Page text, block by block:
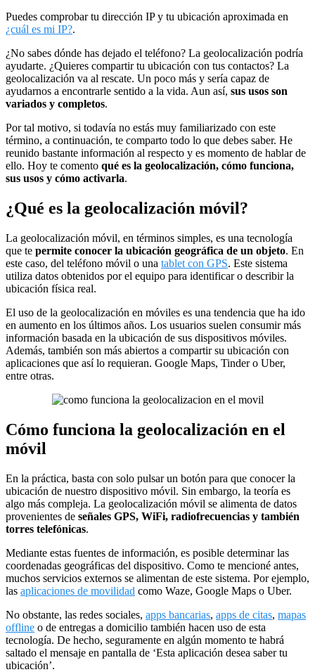
Puedes comprobar tu dirección IP y tu ubicación aproximada en
¿cuál es mi IP?.
¿No sabes dónde has dejado el teléfono? La geolocalización podría
ayudarte. ¿Quieres compartir tu ubicación con tus contactos? La
geolocalización va al rescate. Un poco más y sería capaz de
ayudarnos a encontrarle sentido a la vida. Aun así, sus usos son
variados y completos.
Por tal motivo, si todavía no estás muy familiarizado con este
término, a continuación, te comparto todo lo que debes saber. He
reunido bastante información al respecto y es momento de hablar de
ello. Hoy te comento qué es la geolocalización, cómo funciona,
sus usos y cómo activarla.
¿Qué es la geolocalización móvil?
La geolocalización móvil, en términos simples, es una tecnología
que te permite conocer la ubicación geográfica de un objeto. En
este caso, del teléfono móvil o una tablet con GPS. Este sistema
utiliza datos obtenidos por el equipo para identificar o describir la
ubicación física real.
El uso de la geolocalización en móviles es una tendencia que ha ido
en aumento en los últimos años. Los usuarios suelen consumir más
información basada en la ubicación de sus dispositivos móviles.
Además, también son más abiertos a compartir su ubicación con
aplicaciones que así lo requieran. Google Maps, Tinder o Uber,
entre otras.
Cómo funciona la geolocalización en el
móvil
En la práctica, basta con solo pulsar un botón para que conocer la
ubicación de nuestro dispositivo móvil. Sin embargo, la teoría es
algo más compleja. La geolocalización móvil se alimenta de datos
provenientes de señales GPS, WiFi, radiofrecuencias y también
torres telefónicas.
Mediante estas fuentes de información, es posible determinar las
coordenadas geográficas del dispositivo. Como te mencioné antes,
muchos servicios externos se alimentan de este sistema. Por ejemplo,
las aplicaciones de movilidad como Waze, Google Maps o Uber.
No obstante, las redes sociales, apps bancarias, apps de citas, mapas
offline o de entregas a domicilio también hacen uso de esta
tecnología. De hecho, seguramente en algún momento te habrá
saltado el mensaje en pantalla de ‘Esta aplicación desea saber tu
ubicación’.